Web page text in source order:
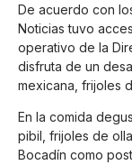
De acuerdo con
Noticias tuvo
operativo de la
disfruta de un
mexicana, frijoles
En la comida
pibil, frijoles de
Bocadín como